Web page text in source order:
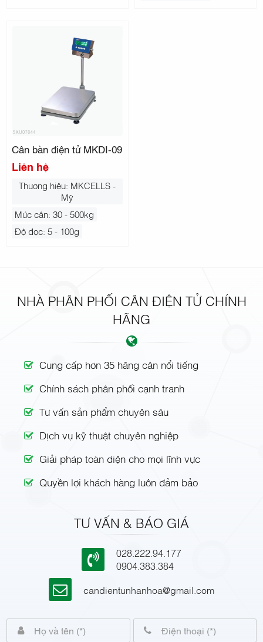
Cân bàn điện tử MKDI-09
Liên hệ
Thương hiệu: MKCELLS -
Mỹ
Mức cân: 30 - 500kg
Độ đọc: 5 - 100g
NHÀ PHÂN PHỐI CÂN ĐIỆN TỬ CHÍNH
HÃNG
Cung cấp hơn 35 hãng cân nổi tiếng
Chính sách phân phối cạnh tranh
Tư vấn sản phẩm chuyên sâu
Dịch vụ kỹ thuật chuyên nghiệp
Giải pháp toàn diện cho mọi lĩnh vực
Quyền lợi khách hàng luôn đảm bảo
TƯ VẤN & BÁO GIÁ
028.222.94.177
0904.383.384
candientunhanhoa@gmail.com